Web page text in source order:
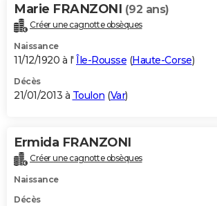
Marie FRANZONI (92 ans)
Créer une cagnotte obsèques
Naissance
11/12/1920 à l' Île-Rousse (Haute-Corse)
Décès
21/01/2013 à Toulon (Var)
Ermida FRANZONI
Créer une cagnotte obsèques
Naissance
Décès